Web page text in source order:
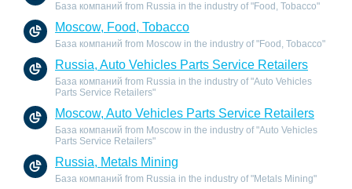
База компаний from Russia in the industry of "Food, Tobacco"
Moscow, Food, Tobacco
База компаний from Moscow in the industry of "Food, Tobacco"
Russia, Auto Vehicles Parts Service Retailers
База компаний from Russia in the industry of "Auto Vehicles
Parts Service Retailers"
Moscow, Auto Vehicles Parts Service Retailers
База компаний from Moscow in the industry of "Auto Vehicles
Parts Service Retailers"
Russia, Metals Mining
База компаний from Russia in the industry of "Metals Mining"